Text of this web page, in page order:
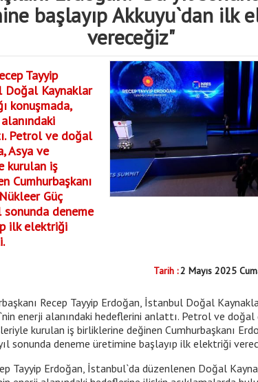
başlayıp Akkuyu`dan ilk
vereceğiz"
Tayyip
Doğal Kaynaklar
konuşmada,
Petrol ve doğal
Asya ve
kurulan iş
Cumhurbaşkanı
Güç
sonunda deneme
ilk elektriği
Tarih :2 Mayıs 2025
Recep Tayyip Erdoğan, İstanbul Doğal
enerji alanındaki hedeflerini anlattı. Petrol ve
kurulan iş birliklerine değinen Cumhurbaşkanı
sonunda deneme üretimine başlayıp ilk elektriği
Tayyip Erdoğan, İstanbul`da düzenlenen Doğal